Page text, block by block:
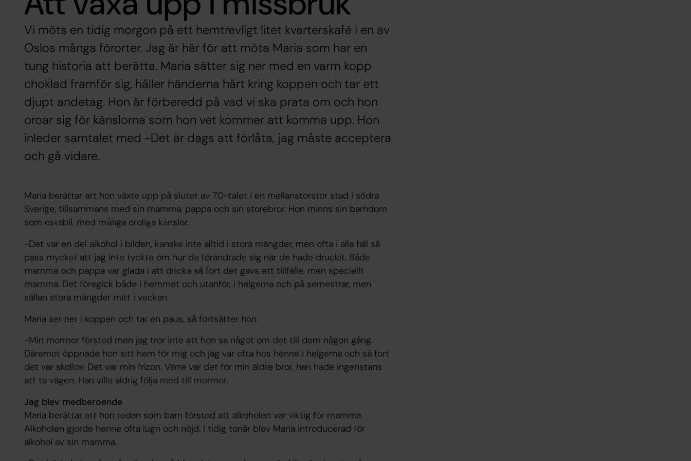
Vi möts en tidig morgon på ett hemtrevligt litet kvarterskafé i en av
Oslos många förorter. Jag är här för att möta Maria som har en
tung historia att berätta. Maria sätter sig ner med en varm kopp
choklad framför sig, håller händerna hårt kring koppen och tar ett
djupt andetag. Hon är förberedd på vad vi ska prata om och hon
oroar sig för känslorna som hon vet kommer att komma upp. Hon
inleder samtalet med -Det är dags att förlåta, jag måste acceptera
och gå vidare.
Maria berättar att hon växte upp på slutet av 70-talet i en mellanstorstor stad i södra
Sverige, tillsammans med sin mamma, pappa och sin storebror. Hon minns sin barndom
som ostabil, med många oroliga känslor.
-Det var en del alkohol i bilden, kanske inte alltid i stora mängder, men ofta i alla fall så
pass mycket att jag inte tyckte om hur de förändrade sig när de hade druckit. Både
mamma och pappa var glada i att dricka så fort det gavs ett tillfälle, men speciellt
mamma. Det föregick både i hemmet och utanför, i helgerna och på semestrar, men
sällan stora mängder mitt i veckan.
Maria ser ner i koppen och tar en paus, så fortsätter hon.
-Min mormor förstod men jag tror inte att hon sa något om det till dem någon gång.
Däremot öppnade hon sitt hem för mig och jag var ofta hos henne i helgerna och så fort
det var skollov. Det var min frizon. Värre var det för min äldre bror, han hade ingenstans
att ta vägen. Han ville aldrig följa med till mormor.
Jag blev medberoende
Maria berättar att hon redan som barn förstod att alkoholen var viktig för mamma.
Alkoholen gjorde henne ofta lugn och nöjd. I tidig tonår blev Maria introducerad för
alkohol av sin mamma.